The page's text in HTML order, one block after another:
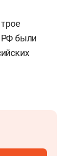
РФ были